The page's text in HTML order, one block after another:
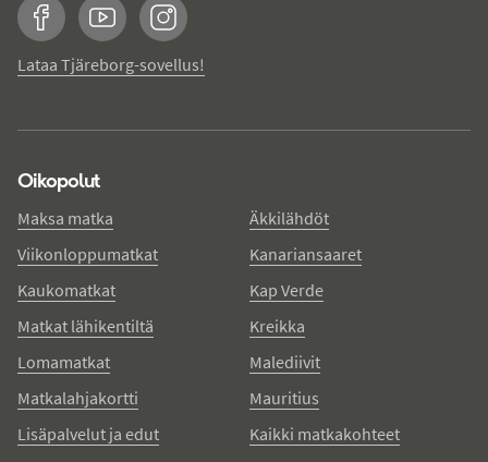
FacebookYouTubeInstagram
Lataa Tjäreborg-sovellus!
Oikopolut
Maksa matka
Viikonloppumatkat
Kaukomatkat
Matkat lähikentiltä
Lomamatkat
Matkalahjakortti
Lisäpalvelut ja edut
Äkkilähdöt
Kanariansaaret
Kap Verde
Kreikka
Malediivit
Mauritius
Kaikki matkakohteet